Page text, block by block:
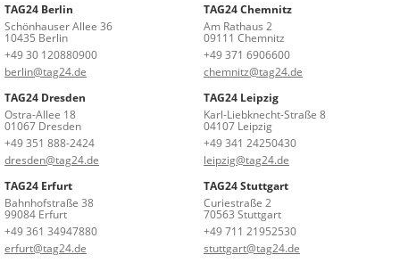
TAG24 Berlin
Schönhauser Allee 36
10435 Berlin
+49 30 120880900
berlin@tag24.de
TAG24 Chemnitz
Am Rathaus 2
09111 Chemnitz
+49 371 6906600
chemnitz@tag24.de
TAG24 Dresden
Ostra-Allee 18
01067 Dresden
+49 351 888-2424
dresden@tag24.de
TAG24 Leipzig
Karl-Liebknecht-Straße 8
04107 Leipzig
+49 341 24250430
leipzig@tag24.de
TAG24 Erfurt
Bahnhofstraße 38
99084 Erfurt
+49 361 34947880
erfurt@tag24.de
TAG24 Stuttgart
Curiestraße 2
70563 Stuttgart
+49 711 21952530
stuttgart@tag24.de